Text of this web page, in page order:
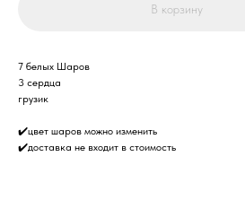
В корзину
7 белых Шаров
3 сердца
грузик
✔️цвет шаров можно изменить
✔️доставка не входит в стоимость